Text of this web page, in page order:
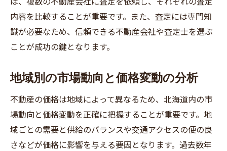
内容を比較することが重要です。また、査定には専門知
識が必要なため、信頼できる不動産会社や査定士を選ぶ
ことが成功の鍵となります。
地域別の市場動向と価格変動の分析
不動産の価格は地域によって異なるため、北海道内の市
場動向と価格変動を正確に把握することが重要です。地
域ごとの需要と供給のバランスや交通アクセスの便の良
さなどが価格に影響を与える要因となります。過去数年